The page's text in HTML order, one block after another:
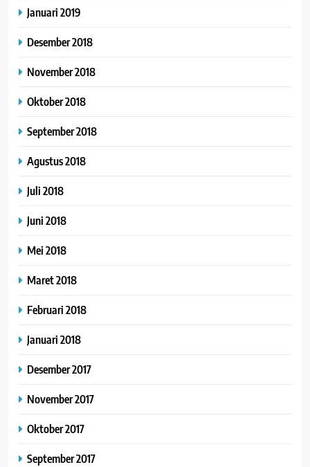
Januari 2019
Desember 2018
November 2018
Oktober 2018
September 2018
Agustus 2018
Juli 2018
Juni 2018
Mei 2018
Maret 2018
Februari 2018
Januari 2018
Desember 2017
November 2017
Oktober 2017
September 2017